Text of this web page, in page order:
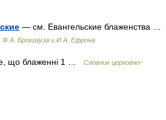
— см. Евангельские блаженства …
Ф.А. Брокгауза и И.А. Ефрона
що блаженні 1 …
Словник церковно-